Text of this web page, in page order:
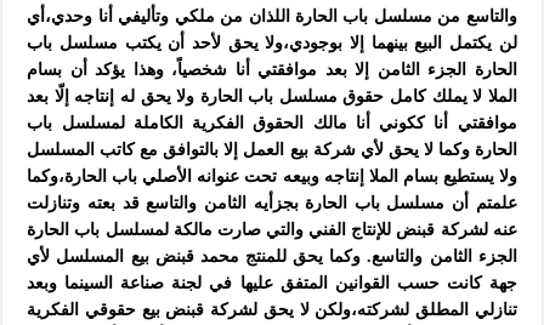
والتاسع من مسلسل باب الحارة اللذان من ملكي وتأليفي أنا وحدي،أي
لن يكتمل البيع بينهما إلا بوجودي،ولا يحق لأحد أن يكتب مسلسل باب
الحارة الجزء الثامن إلا بعد موافقتي أنا شخصياً، وهذا يؤكد أن بسام
الملا لا يملك كامل حقوق مسلسل باب الحارة ولا يحق له إنتاجه إلّا بعد
موافقتي أنا ككوني أنا مالك الحقوق الفكرية الكاملة لمسلسل باب
الحارة وكما لا يحق لأي شركة بيع العمل إلا بالتوافق مع كاتب المسلسل
ولا يستطيع بسام الملا إنتاجه وبيعه تحت عنوانه الأصلي باب الحارة،وكما
علمتم أن مسلسل باب الحارة بجزأيه الثامن والتاسع قد بعته وتنازلت
عنه لشركة قبنض للإنتاج الفني والتي صارت مالكة لمسلسل باب الحارة
الجزء الثامن والتاسع. وكما يحق للمنتج محمد قبنض بيع المسلسل لأي
جهة كانت حسب القوانين المتفق عليها في لجنة صناعة السينما وبعد
تنازلي المطلق لشركته،ولكن لا يحق لشركة قبنض بيع حقوقي الفكرية